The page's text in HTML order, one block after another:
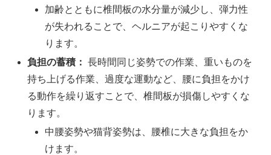
加齢とともに椎間板の水分量が減少し、弾力性
が失われることで、ヘルニアが起こりやすくな
ります。
負担の蓄積： 長時間同じ姿勢での作業、重いものを
持ち上げる作業、過度な運動など、腰に負担をかけ
る動作を繰り返すことで、椎間板が損傷しやすくな
ります。
中腰姿勢や猫背姿勢は、腰椎に大きな負担をか
けます。